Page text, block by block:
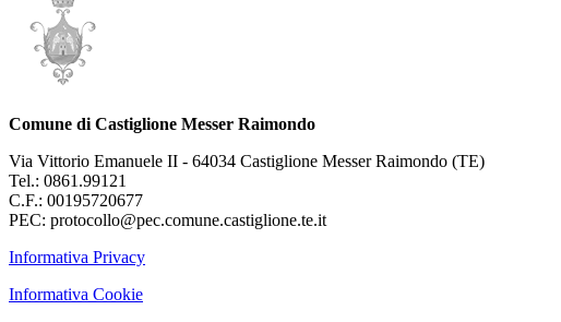
Comune di Castiglione Messer Raimondo
Via Vittorio Emanuele II - 64034 Castiglione Messer Raimondo (TE)
Tel.: 0861.99121
C.F.: 00195720677
PEC: protocollo@pec.comune.castiglione.te.it
Informativa Privacy
Informativa Cookie